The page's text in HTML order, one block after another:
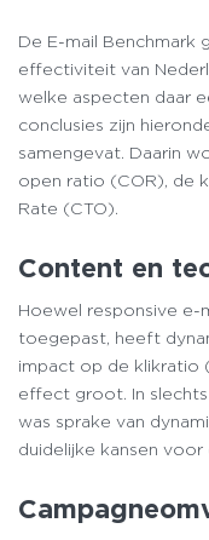
De E-mail Benchmark
effectiviteit van
welke aspecten daar
conclusies zijn
samengevat. Daarin
open ratio (COR), de
Rate (CTO).
Content en
Hoewel responsive
toegepast, heeft
impact op de klikratio
effect groot. In
was sprake van
duidelijke kansen voor